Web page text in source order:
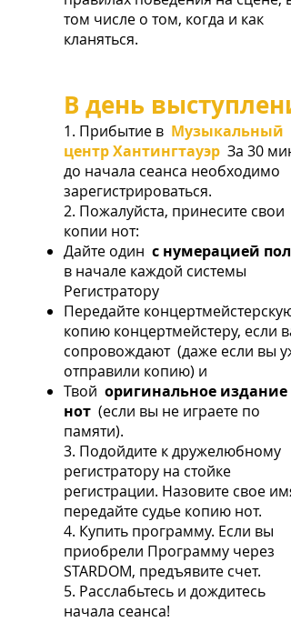
том числе о том, когда и как
кланяться.
В день
1. Прибытие в Музыкальный
центр Хантингтауэр За 30
до начала сеанса необходимо
зарегистрироваться.
2. Пожалуйста, принесите свои
копии нот:
Дайте один с нумерацией
в начале каждой системы
Регистратору
Передайте концертмейстерскую
копию концертмейстеру, если
сопровождают(даже если вы
отправили копию) и
Твой оригинальное издание
нот (если вы не играете по
памяти).
3. Подойдите к дружелюбному
регистратору на стойке
регистрации. Назовите свое
передайте судье копию нот.
4. Купить программу. Если вы
приобрели Программу через
STARDOM, предъявите счет.
5. Расслабьтесь и дождитесь
начала сеанса!